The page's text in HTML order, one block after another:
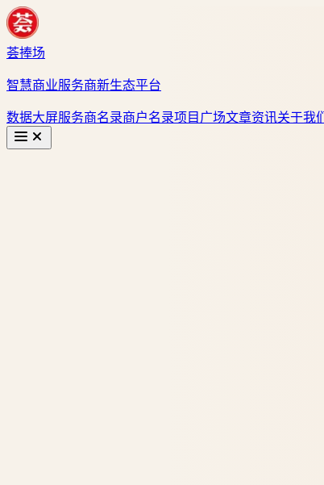
荟捧场
智慧商业服务商新生态平台
数据大屏服务商名录商户名录项目广场文章资讯关于我们